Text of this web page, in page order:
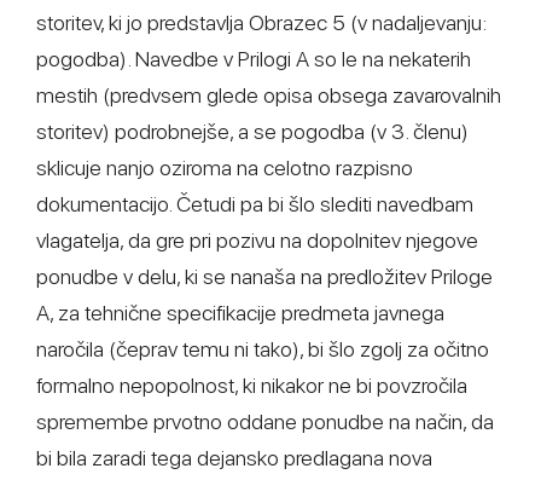
storitev, ki jo predstavlja Obrazec 5 (v nadaljevanju:
pogodba). Navedbe v Prilogi A so le na nekaterih
mestih (predvsem glede opisa obsega zavarovalnih
storitev) podrobnejše, a se pogodba (v 3. členu)
sklicuje nanjo oziroma na celotno razpisno
dokumentacijo. Četudi pa bi šlo slediti navedbam
vlagatelja, da gre pri pozivu na dopolnitev njegove
ponudbe v delu, ki se nanaša na predložitev Priloge
A, za tehnične specifikacije predmeta javnega
naročila (čeprav temu ni tako), bi šlo zgolj za očitno
formalno nepopolnost, ki nikakor ne bi povzročila
spremembe prvotno oddane ponudbe na način, da
bi bila zaradi tega dejansko predlagana nova